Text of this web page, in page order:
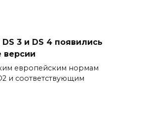
3 и DS 4 появились
версии
европейским нормам
и соответствующим